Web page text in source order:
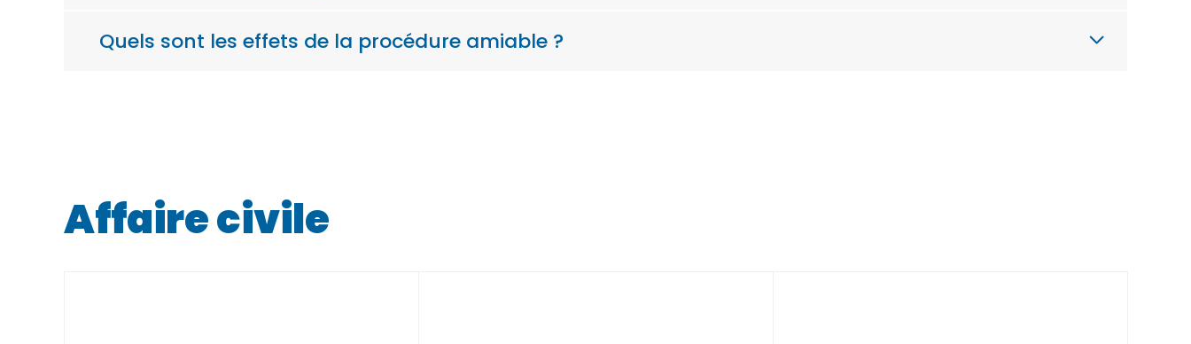
Quels sont les effets de la procédure amiable ?
Affaire civile